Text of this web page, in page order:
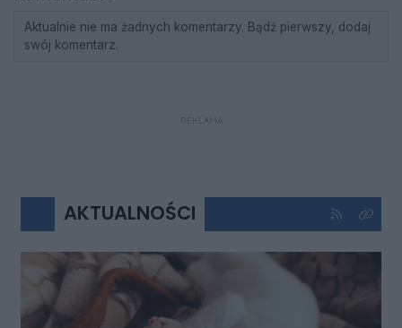
Aktualnie nie ma żadnych komentarzy. Bądź pierwszy, dodaj
swój komentarz.
REKLAMA
AKTUALNOŚCI Kliknij aby
Kliknij